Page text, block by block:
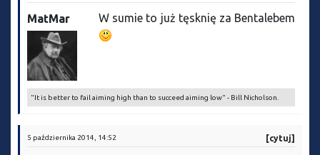
MatMar W sumie to już tęsknię za Bentalebem
"It is better to fail aiming high than to succeed aiming low" - Bill Nicholson.
5 października 2014, 14:52 [cytuj]